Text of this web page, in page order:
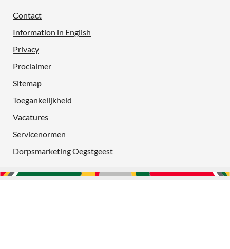
Contact
Information in English
Privacy
Proclaimer
Sitemap
Toegankelijkheid
Vacatures
Servicenormen
Dorpsmarketing Oegstgeest